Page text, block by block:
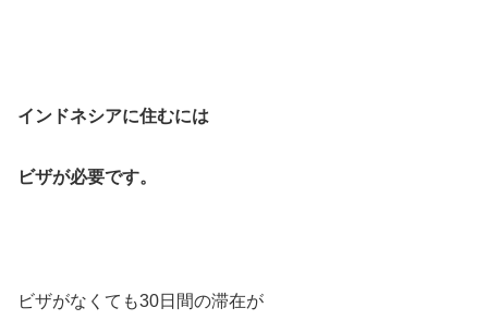
インドネシアに住むには
ビザが必要です。
ビザがなくても30日間の滞在が